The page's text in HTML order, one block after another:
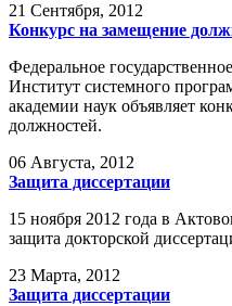
21 Сентября, 2012
Конкурс на замещение
Федеральное
Институт системного
академии наук объявляет
должностей.
06 Августа, 2012
Защита диссертации
15 ноября 2012 года в
защита докторской
23 Марта, 2012
Защита диссертации